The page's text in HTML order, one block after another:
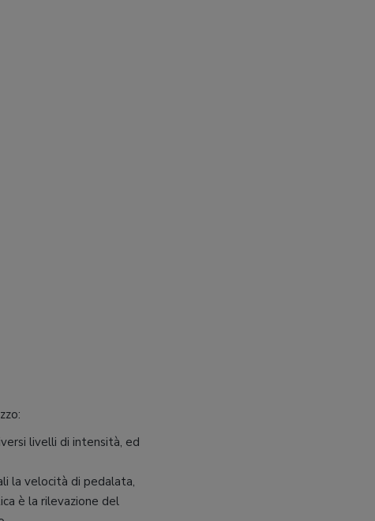
livelli di intensità, ed
la velocità di pedalata,
è la rilevazione del